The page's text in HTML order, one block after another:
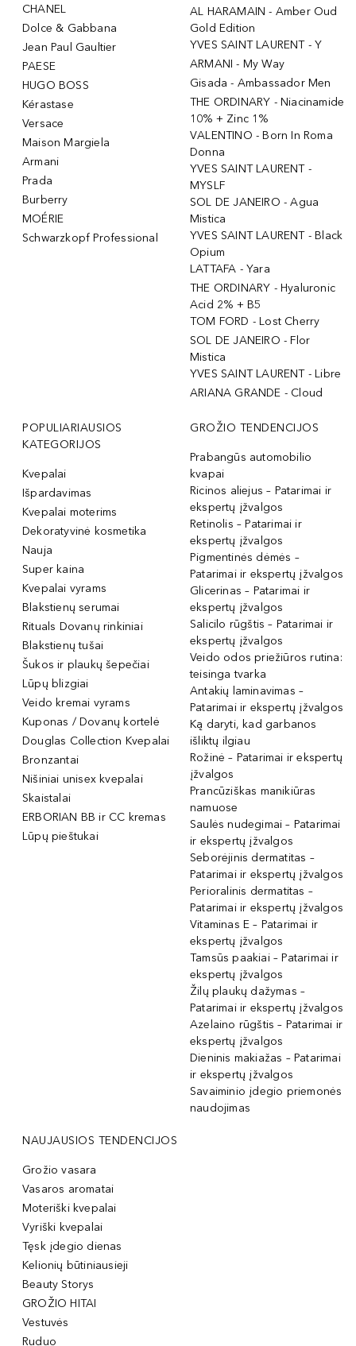
CHANEL
Dolce & Gabbana
Jean Paul Gaultier
PAESE
HUGO BOSS
Kérastase
Versace
Maison Margiela
Armani
Prada
Burberry
MOÉRIE
Schwarzkopf Professional
AL HARAMAIN - Amber Oud
Gold Edition
YVES SAINT LAURENT - Y
ARMANI - My Way
Gisada - Ambassador Men
THE ORDINARY - Niacinamide
10% + Zinc 1%
VALENTINO - Born In Roma
Donna
YVES SAINT LAURENT -
MYSLF
SOL DE JANEIRO - Agua
Mistica
YVES SAINT LAURENT - Black
Opium
LATTAFA - Yara
THE ORDINARY - Hyaluronic
Acid 2% + B5
TOM FORD - Lost Cherry
SOL DE JANEIRO - Flor
Mistica
YVES SAINT LAURENT - Libre
ARIANA GRANDE - Cloud
POPULIARIAUSIOS
KATEGORIJOS
Kvepalai
Išpardavimas
Kvepalai moterims
Dekoratyvinė kosmetika
Nauja
Super kaina
Kvepalai vyrams
Blakstienų serumai
Rituals Dovanų rinkiniai
Blakstienų tušai
Šukos ir plaukų šepečiai
Lūpų blizgiai
Veido kremai vyrams
Kuponas / Dovanų kortelė
Douglas Collection Kvepalai
Bronzantai
Nišiniai unisex kvepalai
Skaistalai
ERBORIAN BB ir CC kremas
Lūpų pieštukai
GROŽIO TENDENCIJOS
Prabangūs automobilio
kvapai
Ricinos aliejus – Patarimai ir
ekspertų įžvalgos
Retinolis – Patarimai ir
ekspertų įžvalgos
Pigmentinės dėmės –
Patarimai ir ekspertų įžvalgos
Glicerinas – Patarimai ir
ekspertų įžvalgos
Salicilo rūgštis – Patarimai ir
ekspertų įžvalgos
Veido odos priežiūros rutina:
teisinga tvarka
Antakių laminavimas –
Patarimai ir ekspertų įžvalgos
Ką daryti, kad garbanos
išliktų ilgiau
Rožinė – Patarimai ir ekspertų
įžvalgos
Prancūziškas manikiūras
namuose
Saulės nudegimai – Patarimai
ir ekspertų įžvalgos
Seborėjinis dermatitas –
Patarimai ir ekspertų įžvalgos
Perioralinis dermatitas –
Patarimai ir ekspertų įžvalgos
Vitaminas E – Patarimai ir
ekspertų įžvalgos
Tamsūs paakiai – Patarimai ir
ekspertų įžvalgos
Žilų plaukų dažymas –
Patarimai ir ekspertų įžvalgos
Azelaino rūgštis – Patarimai ir
ekspertų įžvalgos
Dieninis makiažas – Patarimai
ir ekspertų įžvalgos
Savaiminio įdegio priemonės
naudojimas
NAUJAUSIOS TENDENCIJOS
Grožio vasara
Vasaros aromatai
Moteriški kvepalai
Vyriški kvepalai
Tęsk įdegio dienas
Kelionių būtiniausieji
Beauty Storys
GROŽIO HITAI
Vestuvės
Ruduo